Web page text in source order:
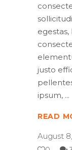
justo
ipsum,
READ
August